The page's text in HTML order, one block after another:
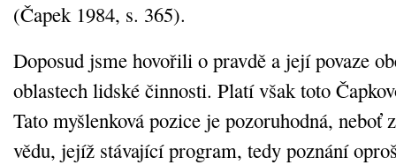
(Čapek 1984, s. 365).
Doposud jsme hovořili o pravdě a její povaze
oblastech lidské činnosti. Platí však toto
Tato myšlenková pozice je pozoruhodná, neboť
vědu, jejíž stávající program, tedy poznání